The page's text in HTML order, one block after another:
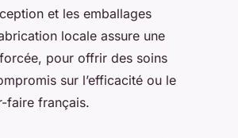
et les emballages
locale assure une
pour offrir des soins
sur l’efficacité ou le
faire français.